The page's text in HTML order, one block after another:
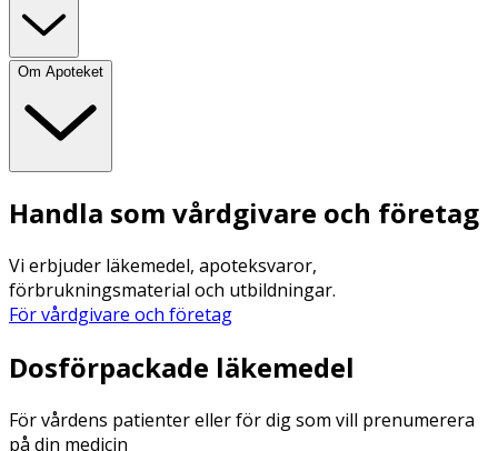
Om Apoteket
Handla som vårdgivare och företag
Vi erbjuder läkemedel, apoteksvaror,
förbrukningsmaterial och utbildningar.
För vårdgivare och företag
Dosförpackade läkemedel
För vårdens patienter eller för dig som vill prenumerera
på din medicin